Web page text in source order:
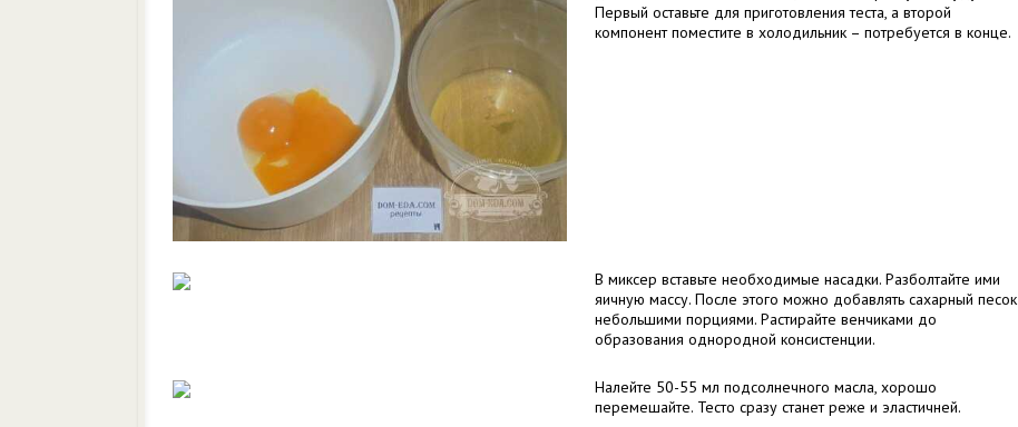
Первый оставьте для приготовления теста, а второй
компонент поместите в холодильник – потребуется в конце.
В миксер вставьте необходимые насадки. Разболтайте ими
яичную массу. После этого можно добавлять сахарный песок
небольшими порциями. Растирайте венчиками до
образования однородной консистенции.
Налейте 50-55 мл подсолнечного масла, хорошо
перемешайте. Тесто сразу станет реже и эластичней.